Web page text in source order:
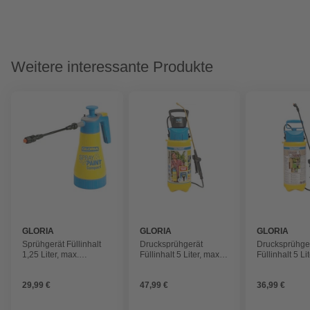
Weitere interessante Produkte
GLORIA
Sprühgerät Füllinhalt
1,25 Liter, max.
Lasuren und Ölen
29,99 €
GLORIA
Drucksprühgerät
Füllinhalt 5 Liter, max.
47,99 €
GLORIA
Füllinhalt 5
und Lasuren
36,99 €